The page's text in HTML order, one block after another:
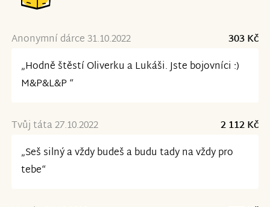
Anonymní dárce 31.10.2022
303 Kč
„Hodně štěstí Oliverku a Lukáši. Jste bojovníci :)
M&P&L&P “
Tvůj táta 27.10.2022
2 112 Kč
„Seš silný a vždy budeš a budu tady na vždy pro
tebe“